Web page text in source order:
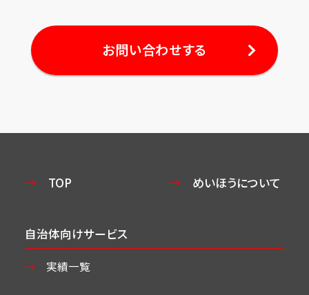
お問い合わせする
TOP めいほうについて
自治体向けサービス
実績一覧